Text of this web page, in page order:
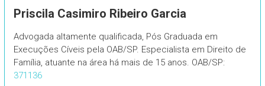
Priscila Casimiro Ribeiro Garcia
Advogada altamente qualificada, Pós Graduada em
Execuções Cíveis pela OAB/SP. Especialista em Direito de
Família, atuante na área há mais de 15 anos. OAB/SP:
371136